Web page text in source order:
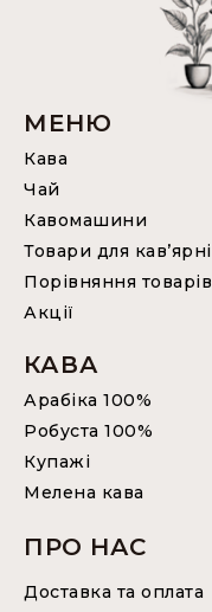
МЕНЮ
Кава
Чай
Кавомашини
Товари для кав’ярні
Порівняння товарів
Акції
КАВА
Арабіка 100%
Робуста 100%
Купажі
Мелена кава
ПРО НАС
Доставка та оплата